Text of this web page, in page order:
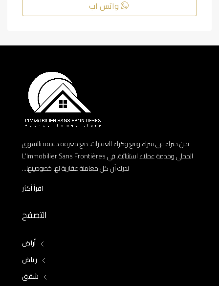
واتس اب
نحن خبراء في شراء وبيع وكراء العقارات، مع معرفة دقيقة بالسوق
المحلي وخدمة عملاء استثنائية. في L’Immobilier Sans Frontières
ندرك أن كل معاملة عقارية لها خصوصيتها...
اقرأ أكثر
التصفح
أراض
رياض
شقق